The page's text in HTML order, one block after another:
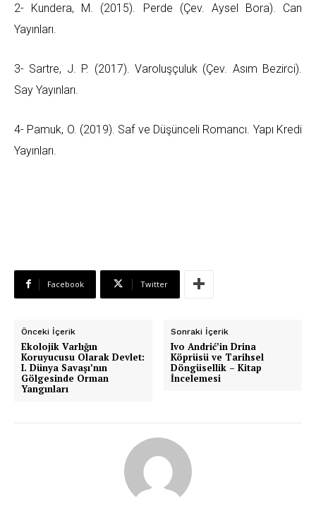
2- Kundera, M. (2015). Perde (Çev. Aysel Bora). Can
Yayınları.
3- Sartre, J. P. (2017). Varoluşçuluk (Çev. Asım Bezirci).
Say Yayınları.
4- Pamuk, O. (2019). Saf ve Düşünceli Romancı. Yapı Kredi
Yayınları.
Facebook Twitter
Önceki İçerik
Ekolojik Varlığın
Koruyucusu Olarak Devlet:
I. Dünya Savaşı’nın
Gölgesinde Orman
Yangınları
Sonraki İçerik
Ivo Andrić’in Drina
Köprüsü ve Tarihsel
Döngüsellik – Kitap
İncelemesi